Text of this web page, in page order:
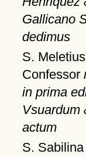
Gallicano
dedimus
S.
Confessor
in prima
Vsuardum
actum
S.